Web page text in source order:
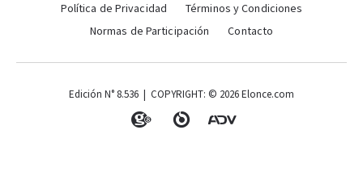
Política de Privacidad
Términos y Condiciones
Normas de Participación
Contacto
Edición N° 8.536 | COPYRIGHT: © 2026 Elonce.com